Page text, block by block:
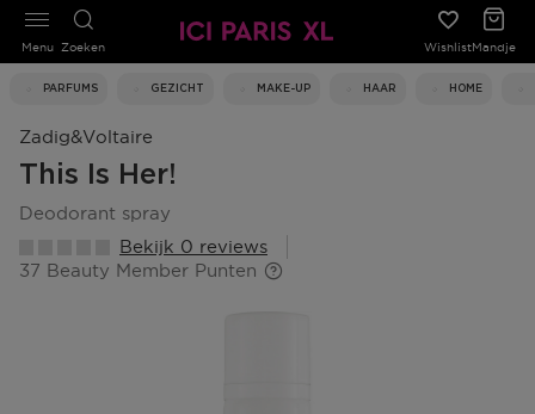
Zoeken WishlistMandje
PARFUMS GEZICHT MAKE-UP HAAR HOME
Menu
Zadig&voltaire
This Is Her!
deodorant spray
Bekijk 0 reviews
37 Beauty Member Punten